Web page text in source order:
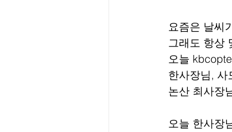
요즘은 날씨
그래도 항상
오늘
한사장님, 사
논산 최사장
오늘 한사장